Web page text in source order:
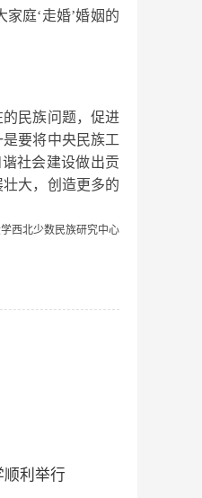
家庭‘走婚’婚姻的
民族问题，促进
要将中央民族工
社会建设做出贡
大，创造更多的
西北少数民族研究中心
利举行